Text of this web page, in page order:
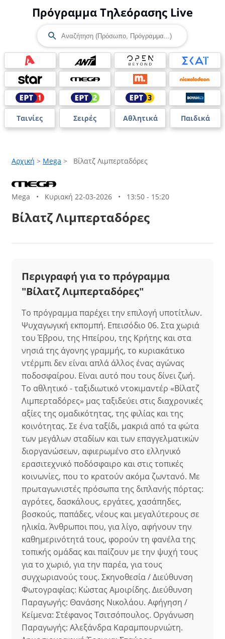
Πρόγραμμα Τηλεόρασης Live
Ταινίες Σειρές Αθλητικά Παιδικά
Αρχική > Mega > Βίλατζ Λιμπερταδόρες
Mega • Κυριακή 22-03-2026 • 13:50 - 15:20
Βίλατζ Λιμπερταδόρες
Περιγραφή για το πρόγραμμα
"Βίλατζ Λιμπερταδόρες"
Το πρόγραμμα παρέχει την επιλογή υποτίτλων.
Ψυχαγωγική εκπομπή. Επεισόδιο 06. Στα χωριά
του Έβρου, της Ηπείρου, της Κρήτης και στα
νησιά της άγονης γραμμής, το κυριακάτικο
ντέρμπι δεν είναι απλά άλλος ένας αγώνας
ποδοσφαίρου. Είναι αυτό που τους δίνει ζωή.
Το αθλητικό - ταξιδιωτικό ντοκιμαντέρ «Βίλατζ
Λιμπερταδόρες» μας ταξιδεύει στις διαχρονικές
αξίες της ομαδικότητας, της φιλίας και της
κοινότητας. Σε ένα ταξίδι, μακριά από τα φώτα
των μεγάλων σταδίων και των επαγγελματικών
διοργανώσεων, αφιερωμένο στο ελληνικό
ερασιτεχνικό ποδόσφαιρο και στις τοπικές
κοινωνίες, που το κρατούν ακόμα ζωντανό. Με
πρωταγωνιστές πρόσωπα της διπλανής πόρτας:
αγρότες, δασκάλους, εργάτες, χασάπηδες,
βοσκούς, παπάδες, νέους και μεγαλύτερους σε
ηλικία. Άνθρωποι που, για λίγο, αφήνουν την
καθημερινότητά τους, φορούν τη φανέλα της
τοπικής ομάδας και παίζουν με την ψυχή τους
για το χωριό, για την παρέα, για τους
συγχωριανούς τους. Σκηνοθεσία / Διεύθυνση
Φωτογραφίας: Κώστας Αµοιρίδης. Διεύθυνση
Παραγωγής: Θανάσης Νικολάου. Αφήγηση /
Κείμενα: Στέφανος Τσιτσόπουλος. Οργάνωση
Παραγωγής: Αλεξάνδρα Καραµπουρνιώτη.